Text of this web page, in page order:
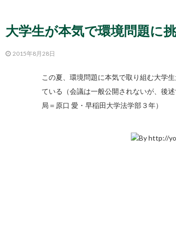
大学生が本気で環境問題に
2015年8月28日
この夏、環境問題に本気で取り組む大学
ている（会議は一般公開されないが、後
局＝原口 愛・早稲田大学法学部３年）